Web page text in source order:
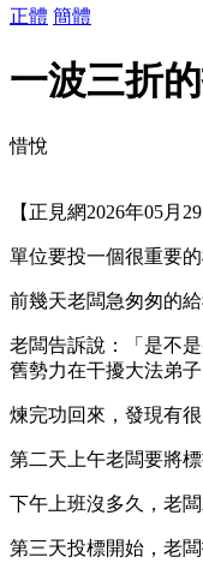
正體 簡體
一波三折
惜悅
【正見網2026年05月29
單位要投一個很重要
前幾天老闆急匆匆的
老闆告訴說：「是不
舊勢力在干擾大法弟
煉完功回來，發現有
第二天上午老闆要將
下午上班沒多久，老
第三天投標開始，老